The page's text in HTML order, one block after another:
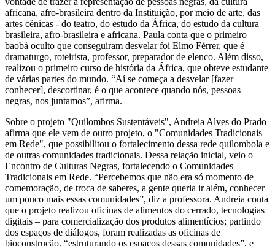
africana, afro-brasileira dentro da Instituição, por meio de arte, das
artes cênicas - do teatro, do estudo da África, do estudo da cultura
brasileira, afro-brasileira e africana. Paula conta que o primeiro
baobá oculto que conseguiram desvelar foi Elmo Férrer, que é
dramaturgo, roteirista, professor, preparador de elenco. Além disso,
realizou o primeiro curso de história da África, que obteve estudante
de várias partes do mundo. “Aí se começa a desvelar [fazer
conhecer], descortinar, é o que acontece quando nós, pessoas
negras, nos juntamos”, afirma.
Sobre o projeto "Quilombos Sustentáveis", Andreia Alves do Prado
afirma que ele vem de outro projeto, o "Comunidades Tradicionais
em Rede", que possibilitou o fortalecimento dessa rede quilombola e
de outras comunidades tradicionais. Dessa relação inicial, veio o
Encontro de Culturas Negras, fortalecendo o Comunidades
Tradicionais em Rede. “Percebemos que não era só momento de
comemoração, de troca de saberes, a gente queria ir além, conhecer
um pouco mais essas comunidades”, diz a professora. Andreia conta
que o projeto realizou oficinas de alimentos do cerrado, tecnologias
digitais – para comercialização dos produtos alimentícios; partindo
dos espaços de diálogos, foram realizadas as oficinas de
bioconstrução, “estruturando os espaços dessas comunidades”, e